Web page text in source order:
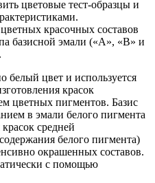
цветовые тест-образцы и
красочных составов
базисной эмали («А», «В» и
белый цвет и используется
красок
цветных пигментов. Базис
в эмали белого пигмента
средней
белого пигмента)
окрашенных составов.
с помощью